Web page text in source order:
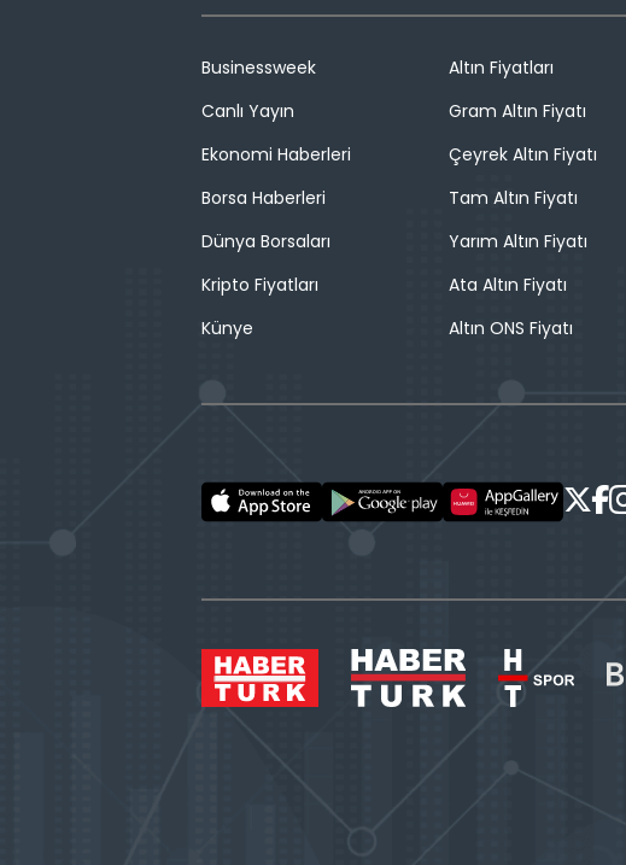
Businessweek
Canlı Yayın
Ekonomi Haberleri
Borsa Haberleri
Dünya Borsaları
Kripto Fiyatları
Künye
Altın Fiyatları
Gram Altın Fiyatı
Çeyrek Altın Fiyatı
Tam Altın Fiyatı
Yarım Altın Fiyatı
Ata Altın Fiyatı
Altın ONS Fiyatı